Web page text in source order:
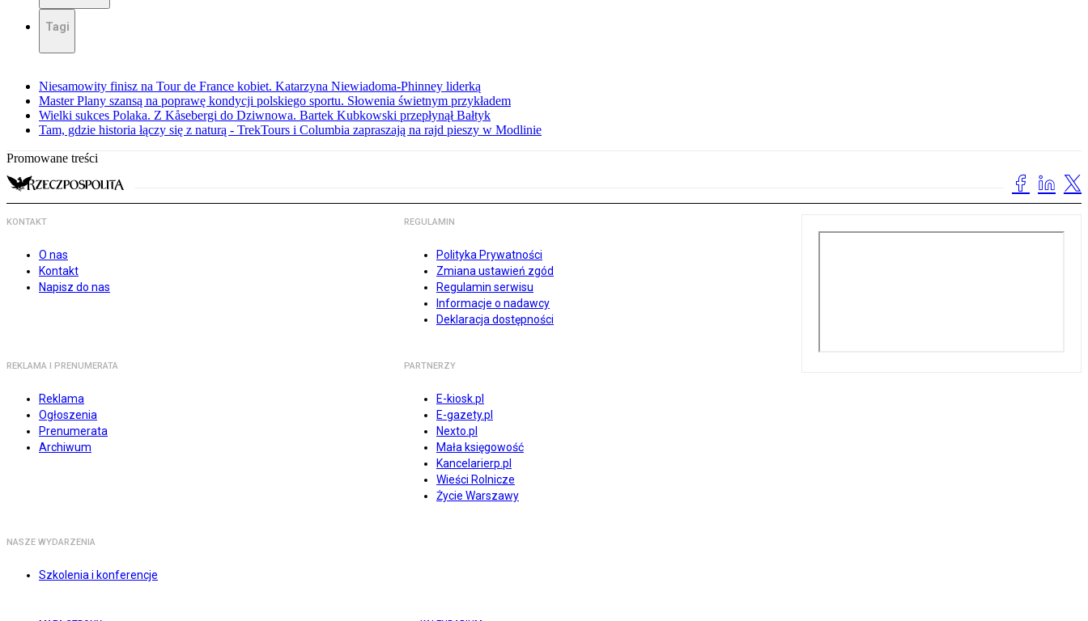
Tagi
Niesamowity finisz na Tour de France kobiet. Katarzyna Niewiadoma-Phinney liderką
Master Plany szansą na poprawę kondycji polskiego sportu. Słowenia świetnym przykładem
Wielki sukces Polaka. Z Kåsebergi do Dziwnowa. Bartek Kubkowski przepłynął Bałtyk
Tam, gdzie historia łączy się z naturą - TrekTours i Columbia zapraszają na rajd pieszy w Modlinie
Promowane treści
KONTAKT
O nas
Kontakt
Napisz do nas
REGULAMIN
Polityka Prywatności
Zmiana ustawień zgód
Regulamin serwisu
Informacje o nadawcy
Deklaracja dostępności
REKLAMA I PRENUMERATA
Reklama
Ogłoszenia
Prenumerata
Archiwum
PARTNERZY
E-kiosk.pl
E-gazety.pl
Nexto.pl
Mała księgowość
Kancelarierp.pl
Wieści Rolnicze
Życie Warszawy
NASZE WYDARZENIA
Szkolenia i konferencje